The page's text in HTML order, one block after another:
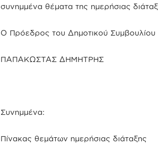
συνημμένα θέματα της ημερήσιας
Ο Πρόεδρος του Δημοτικού Συμβουλίου
ΠΑΠΑΚΩΣΤΑΣ ΔΗΜΗΤΡΗΣ
Συνημμένα:
Πίνακας θεμάτων ημερήσιας διάταξης